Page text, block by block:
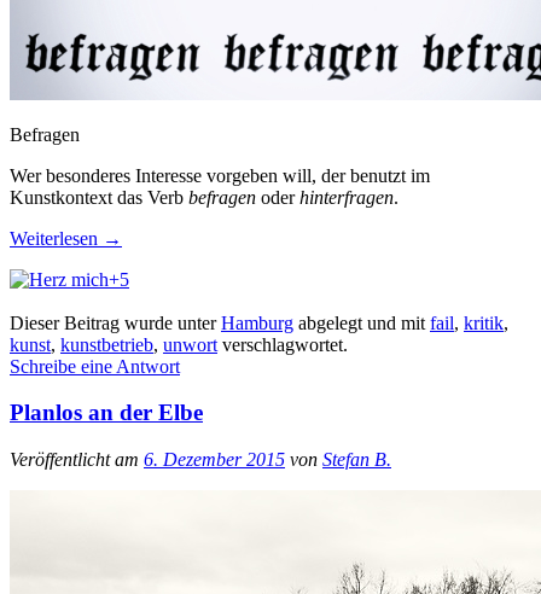
Befragen
Wer besonderes Interesse vorgeben will, der benutzt im
Kunstkontext das Verb befragen oderhinterfragen.
Weiterlesen →
+5
Dieser Beitrag wurde unterHamburg abgelegt und mit fail, kritik,
kunst, kunstbetrieb, unwort verschlagwortet.
Schreibe eine Antwort
Planlos an der Elbe
Veröffentlicht am 6. Dezember 2015 von Stefan B.